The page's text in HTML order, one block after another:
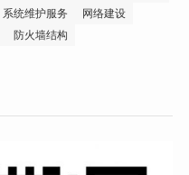
系统维护服务
网络建设
防火墙结构